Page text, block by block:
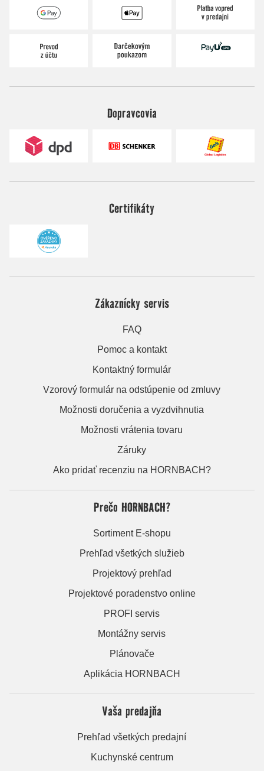
Dopravcovia
Certifikáty
Zákaznícky servis
FAQ
Pomoc a kontakt
Kontaktný formulár
Vzorový formulár na odstúpenie od zmluvy
Možnosti doručenia a vyzdvihnutia
Možnosti vrátenia tovaru
Záruky
Ako pridať recenziu na HORNBACH?
Prečo HORNBACH?
Sortiment E-shopu
Prehľad všetkých služieb
Projektový prehľad
Projektové poradenstvo online
PROFI servis
Montážny servis
Plánovače
Aplikácia HORNBACH
Vaša predajňa
Prehľad všetkých predajní
Kuchynské centrum